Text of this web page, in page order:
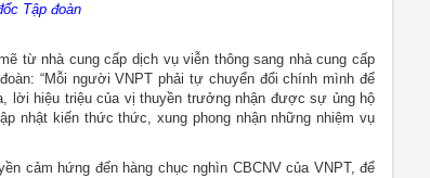
Tập đoàn
từ nhà cung cấp dịch vụ viễn thông sang nhà cung cấp
“Mỗi người VNPT phải tự chuyển đổi chính mình để
lời hiệu triệu của vị thuyền trưởng nhận được sự ủng hộ
nhật kiến thức thức, xung phong nhận những nhiệm vụ
cảm hứng đến hàng chục nghìn CBCNV của VNPT, để